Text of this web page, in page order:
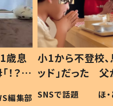
歳息
？」
編集部
小1から不登校、
ッド」だった
作り続ける理
#令和の子
SNSで話題 ほ